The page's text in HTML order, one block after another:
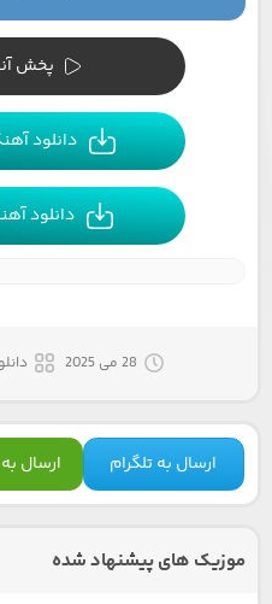
پخش
دانلود
دانلود
28 می 2025
ارسال به تلگرام ارسال
موزیک های پیشنهاد شده